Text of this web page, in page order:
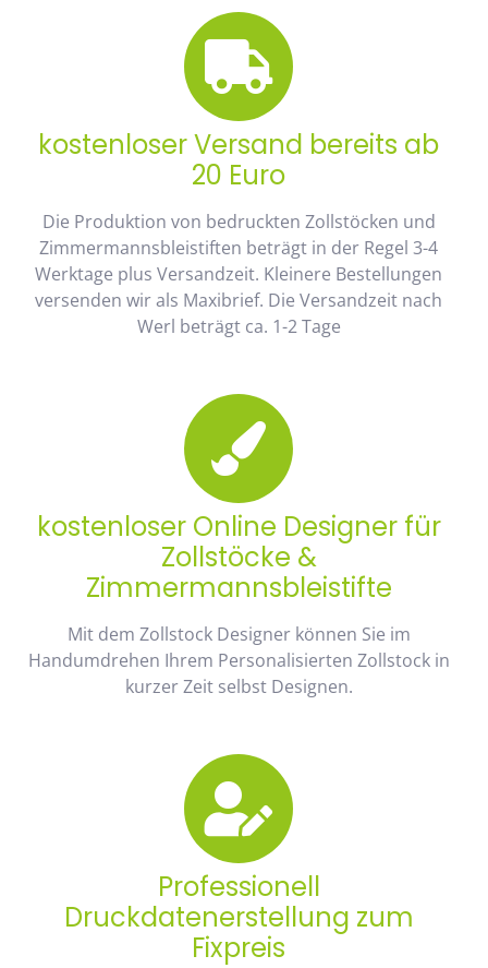
kostenloser Versand bereits ab
20 Euro
Die Produktion von bedruckten Zollstöcken und
Zimmermannsbleistiften beträgt in der Regel 3-4
Werktage plus Versandzeit. Kleinere Bestellungen
versenden wir als Maxibrief. Die Versandzeit nach
Werl beträgt ca. 1-2 Tage
kostenloser Online Designer für
Zollstöcke &
Zimmermannsbleistifte
Mit dem Zollstock Designer können Sie im
Handumdrehen Ihrem Personalisierten Zollstock in
kurzer Zeit selbst Designen.
Professionell
Druckdatenerstellung zum
Fixpreis